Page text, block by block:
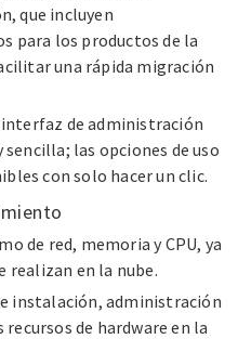
que incluyen
para los productosde la
una rápida migración
interfaz de administración
las opciones de uso
con solo hacer un clic.
de red, memoria y CPU, ya
realizan en la nube.
instalación, administración
de hardware en la